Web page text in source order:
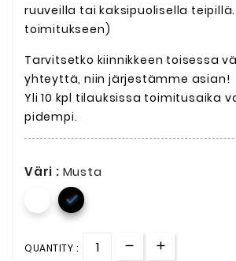
ruuveilla tai kaksipuolisella
toimitukseen)
Tarvitsetko kiinnikkeen toisessa
yhteyttä, niin järjestämme asian!
Yli 10 kpl tilauksissa toimitusaika
pidempi.
Väri : Musta

QUANTITY :